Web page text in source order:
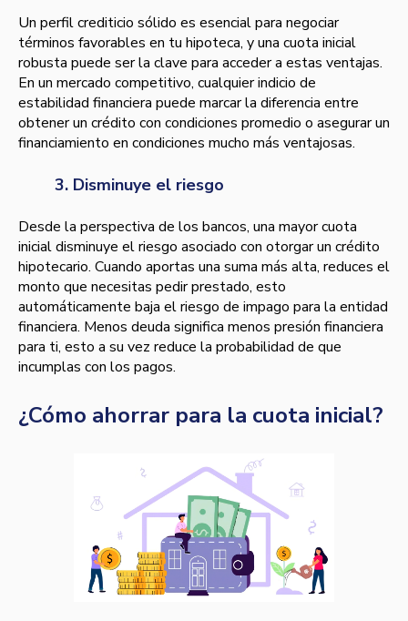
Un perfil crediticio sólido es esencial para negociar
términos favorables en tu hipoteca, y una cuota inicial
robusta puede ser la clave para acceder a estas ventajas.
En un mercado competitivo, cualquier indicio de
estabilidad financiera puede marcar la diferencia entre
obtener un crédito con condiciones promedio o asegurar un
financiamiento en condiciones mucho más ventajosas.
3. Disminuye el riesgo
Desde la perspectiva de los bancos, una mayor cuota
inicial disminuye el riesgo asociado con otorgar un crédito
hipotecario. Cuando aportas una suma más alta, reduces el
monto que necesitas pedir prestado, esto
automáticamente baja el riesgo de impago para la entidad
financiera. Menos deuda significa menos presión financiera
para ti, esto a su vez reduce la probabilidad de que
incumplas con los pagos.
¿Cómo ahorrar para la cuota inicial?